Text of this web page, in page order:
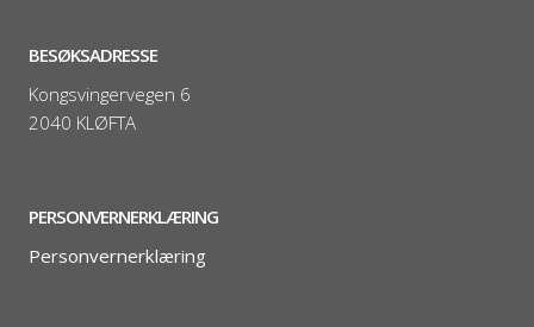
BESØKSADRESSE
Kongsvingervegen 6
2040 KLØFTA
PERSONVERNERKLÆRING
Personvernerklæring